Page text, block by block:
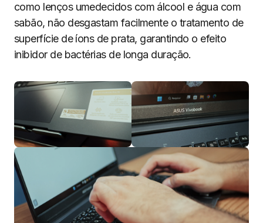
como lenços umedecidos com álcool e água com
sabão, não desgastam facilmente o tratamento de
superfície de íons de prata, garantindo o efeito
inibidor de bactérias de longa duração.